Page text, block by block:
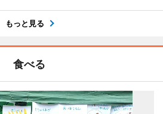
もっと見る
食べる